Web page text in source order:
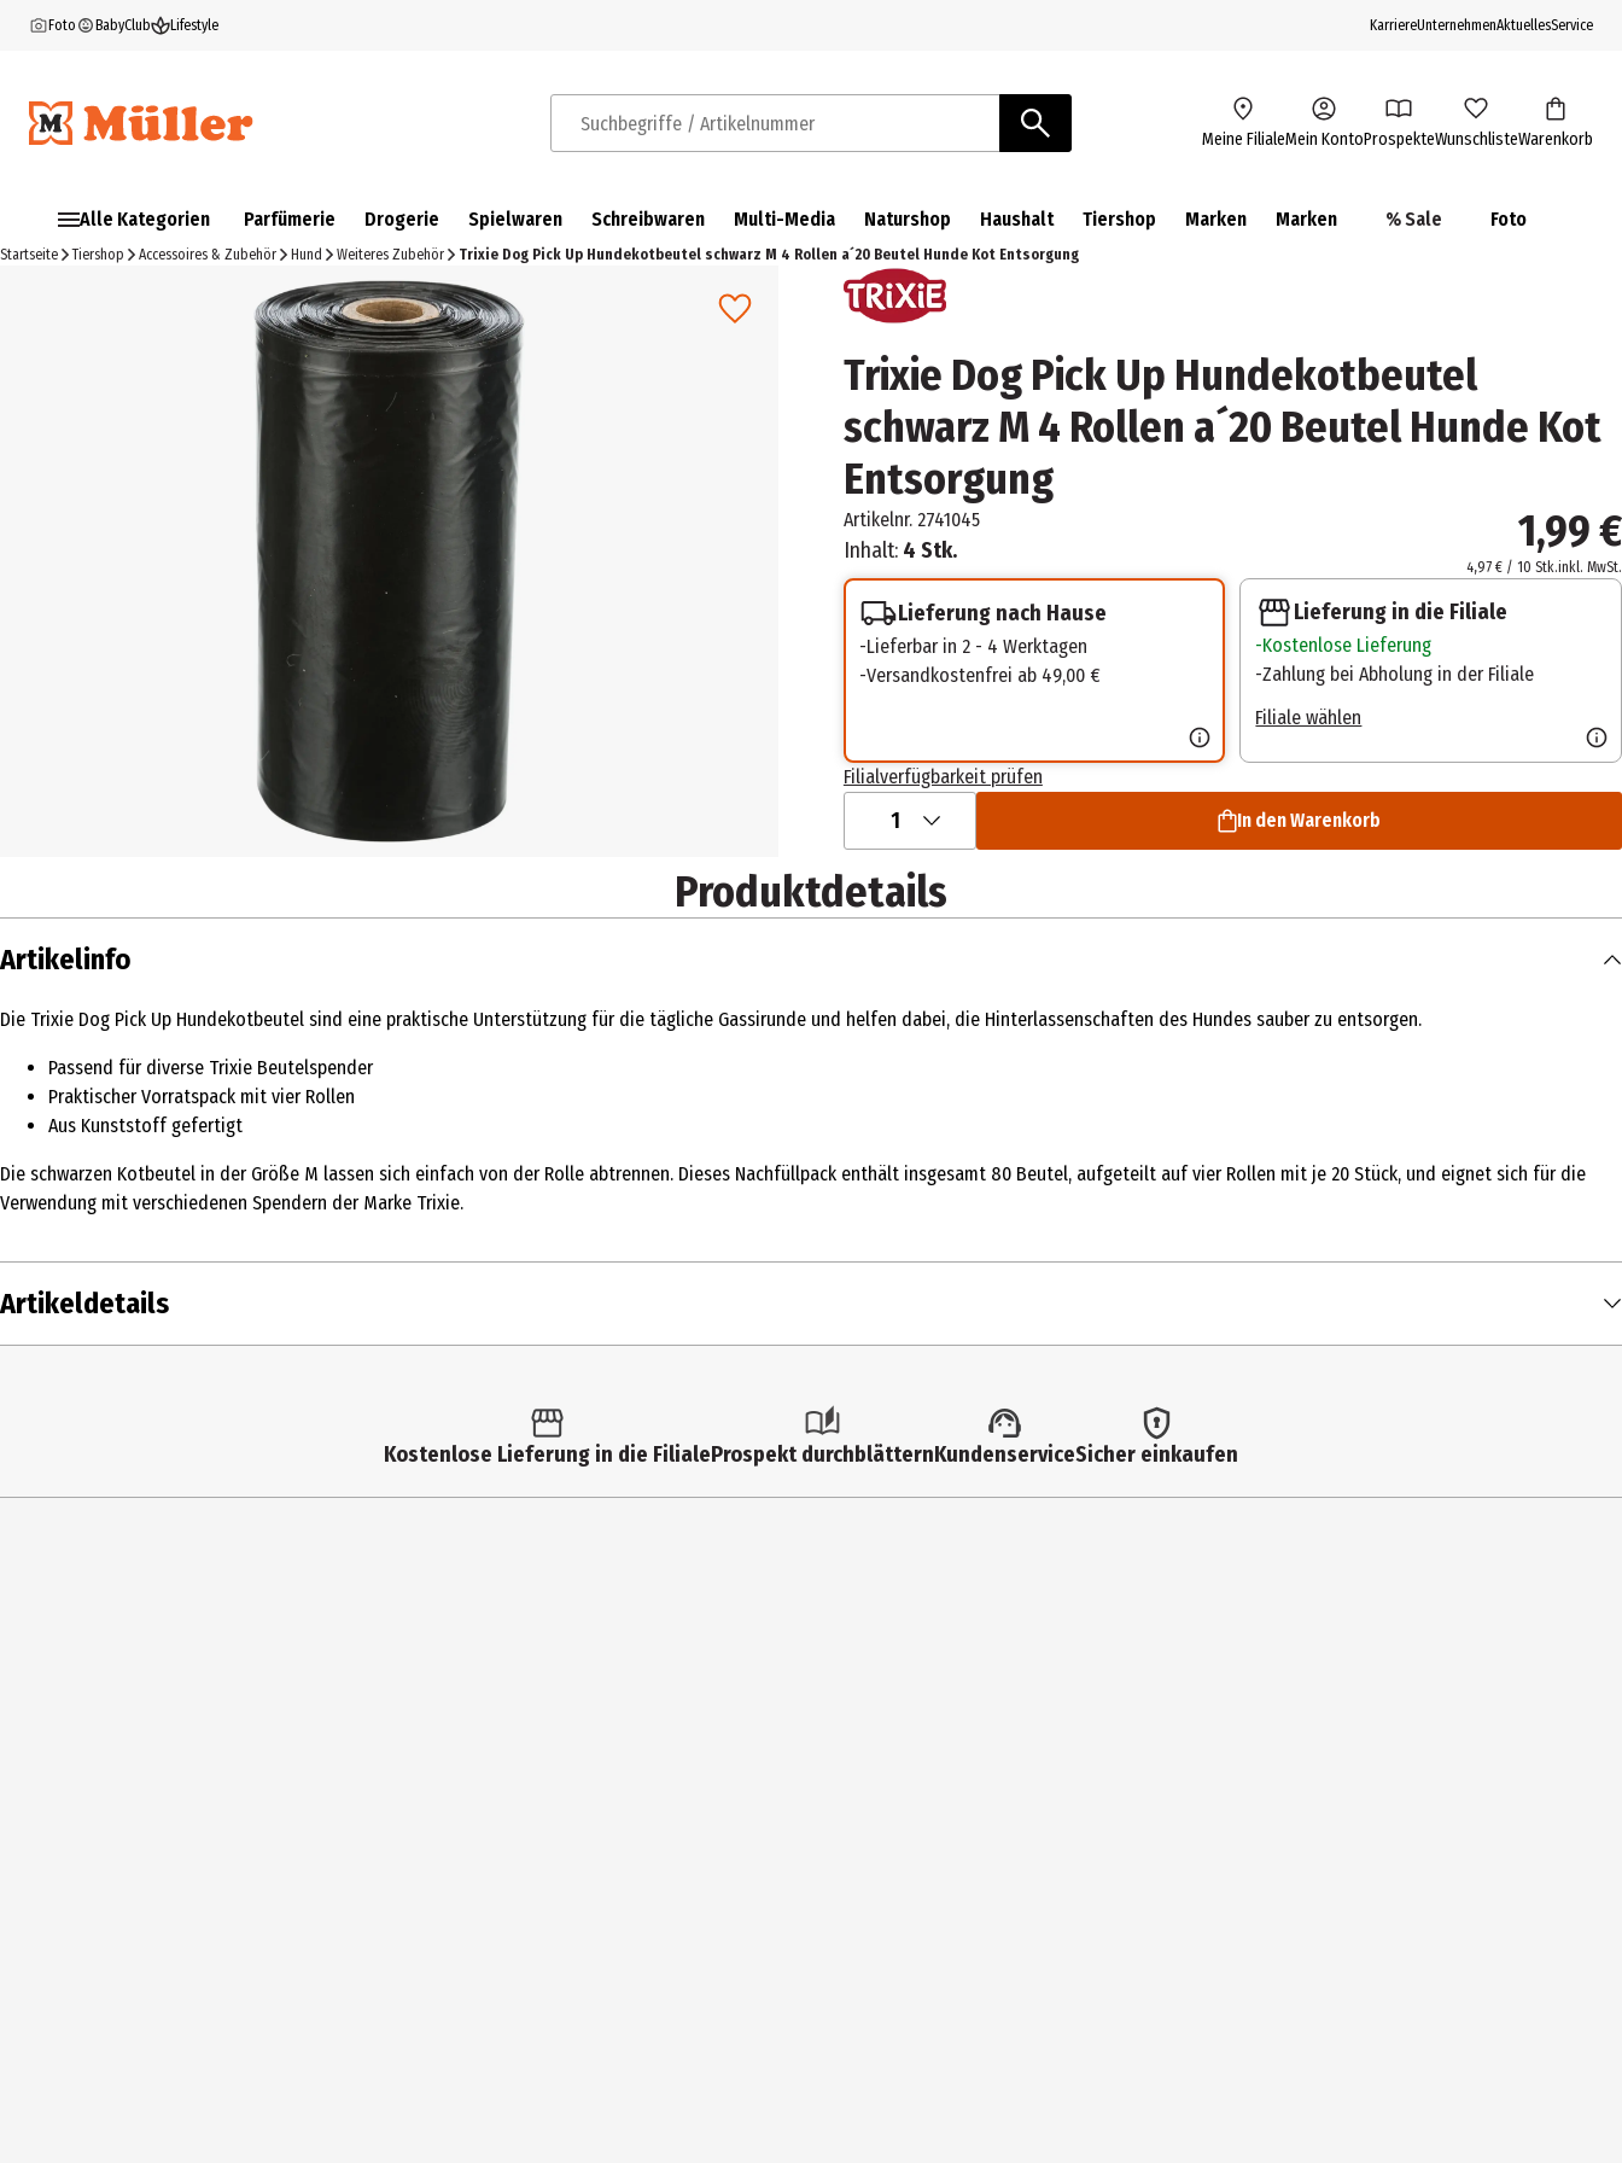
Foto BabyClub Lifestyle KarriereUnternehmenAktuellesService
Suchbegriffe / Artikelnummer Meine FilialeMein KontoProspekteWunschlisteWarenkorb
Alle Kategorien Parfümerie Drogerie Spielwaren Schreibwaren Multi-Media Naturshop Haushalt Tiershop Marken Marken % Sale Foto
Startseite Tiershop Accessoires & Zubehör Hund Weiteres Zubehör Trixie Dog Pick Up Hundekotbeutel schwarz M 4 Rollen a´20 Beutel Hunde Kot Entsorgung
Trixie Dog Pick Up Hundekotbeutel
schwarz M 4 Rollen a´20 Beutel Hunde Kot
Entsorgung
Artikelnr. 2741045
Inhalt: 4 Stk. 1,99 €
4,97 € / 10 Stk.inkl. MwSt.
Lieferung nach Hause
Lieferbar in 2 - 4 Werktagen
Versandkostenfrei ab 49,00 €
Lieferung in die Filiale
Kostenlose Lieferung
Zahlung bei Abholung in der Filiale
Filiale wählen
Filialverfügbarkeit prüfen
1 In den Warenkorb
Produktdetails
Artikelinfo
Die Trixie Dog Pick Up Hundekotbeutel sind eine praktische Unterstützung für die tägliche Gassirunde und helfen dabei, die Hinterlassenschaften des Hundes sauber zu entsorgen.
Passend für diverse Trixie Beutelspender
Praktischer Vorratspack mit vier Rollen
Aus Kunststoff gefertigt
Die schwarzen Kotbeutel in der Größe M lassen sich einfach von der Rolle abtrennen. Dieses Nachfüllpack enthält insgesamt 80 Beutel, aufgeteilt auf vier Rollen mit je 20 Stück, und eignet sich für die
Verwendung mit verschiedenen Spendern der Marke Trixie.
Artikeldetails
Kostenlose Lieferung in die FilialeProspekt durchblätternKundenserviceSicher einkaufen